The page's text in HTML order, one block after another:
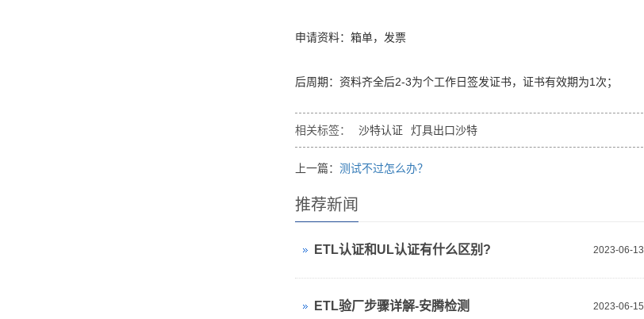
申请资料：箱单，发票
后周期：资料齐全后2-3为个工作日签发证书，证书有效期为1次；
相关标签： 沙特认证 灯具出口沙特
上一篇： 测试不过怎么办？
推荐新闻
2023-06-13
ETL认证和UL认证有什么区别?
2023-06-15
ETL验厂步骤详解-安腾检测